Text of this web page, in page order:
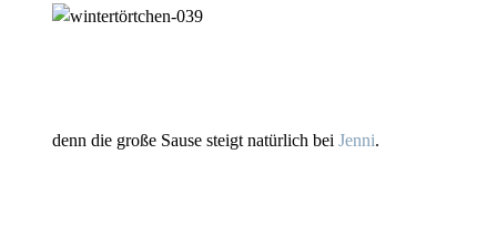
denn die große Sause steigt natürlich beiJenni.